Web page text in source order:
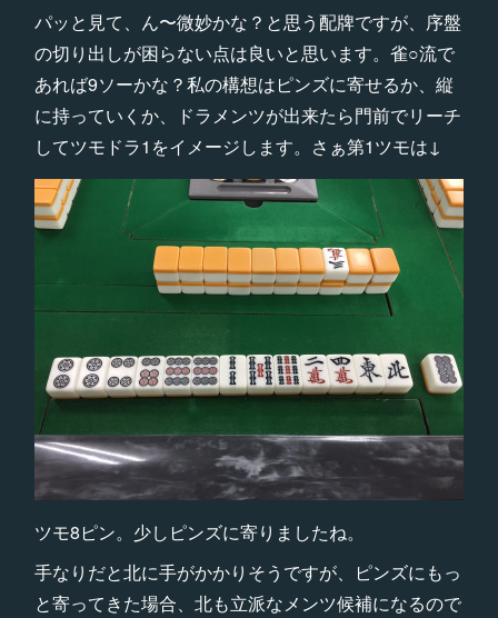
パッと見て、ん〜微妙かな？と思う配牌ですが、序盤
の切り出しが困らない点は良いと思います。雀○流で
あれば9ソーかな？私の構想はピンズに寄せるか、縦
に持っていくか、ドラメンツが出来たら門前でリーチ
してツモドラ1をイメージします。さぁ第1ツモは↓
ツモ8ピン。少しピンズに寄りましたね。
手なりだと北に手がかかりそうですが、ピンズにもっ
と寄ってきた場合、北も立派なメンツ候補になるので